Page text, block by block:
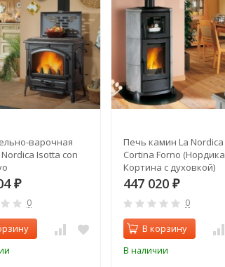
варочная
Isotta con
₽
0
Печь камин La Nordica
Cortina Forno (Нордика
Кортина с духовкой)
447 020 ₽
0
В корзину
В наличии